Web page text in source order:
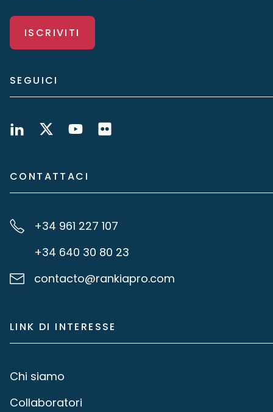
ISCRIVITI
SEGUICI
CONTATTACI
+34 961 227 107
+34 640 30 80 23
contacto@rankiapro.com
LINK DI INTERESSE
Chi siamo
Collaboratori